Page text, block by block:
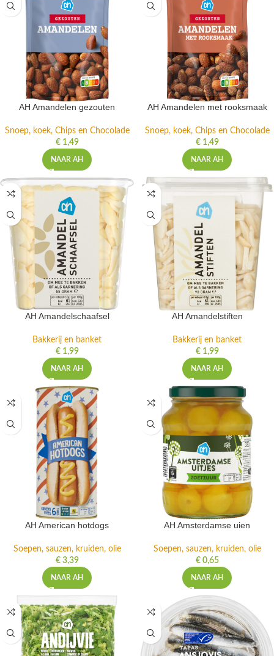
AH Amandelen gezouten
Snoep, koek, Chips en Chocolade
€1,49
NAAR AH
AH Amandelen met rooksmaak
Snoep, koek, Chips en Chocolade
€1,49
NAAR AH
AH Amandelschaafsel
Bakkerij en banket
€1,99
NAAR AH
AH Amandelstiften
Bakkerij en banket
€1,99
NAAR AH
AH American hotdogs
Soepen, sauzen, kruiden, olie
€3,39
NAAR AH
AH Amsterdamse uien
Soepen, sauzen, kruiden, olie
€0,65
NAAR AH